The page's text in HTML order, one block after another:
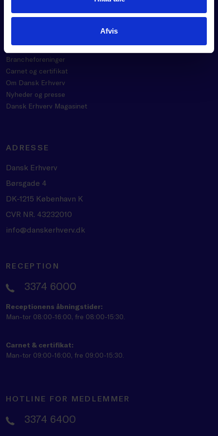
Afvis
OM DANSK ERHVERV
Velkommen til mulighedernes tid
Brancheforeninger
Carnet og certifikat
Om Dansk Erhverv
Nyheder og presse
Dansk Erhverv Magasinet
ADRESSE
Dansk Erhverv
Børsgade 4
DK-1215 København K
CVR NR. 43232010
info@danskerhverv.dk
RECEPTION
3374 6000
Receptionens åbningstider:
Man-tor 08:00-16:00, fre 08:00-15:30.
Carnet & certifikat:
Man-tor 09:00-16:00, fre 09:00-15:30.
HOTLINE FOR MEDLEMMER
3374 6400